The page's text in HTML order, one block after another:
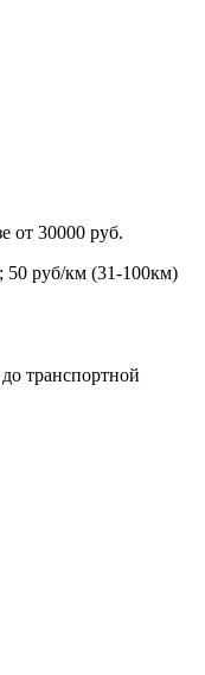
от 30000 руб.
руб/км (31-100км)
транспортной